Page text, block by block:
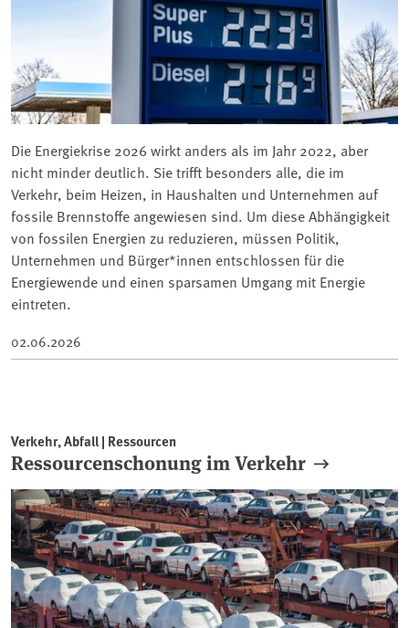
Die Energiekrise 2026 wirkt anders als im Jahr 2022, aber
nicht minder deutlich. Sie trifft besonders alle, die im
Verkehr, beim Heizen, in Haushalten und Unternehmen auf
fossile Brennstoffe angewiesen sind. Um diese Abhängigkeit
von fossilen Energien zu reduzieren, müssen Politik,
Unternehmen und Bürger*innen entschlossen für die
Energiewende und einen sparsamen Umgang mit Energie
eintreten.
02.06.2026
Verkehr, Abfall | Ressourcen
Ressourcenschonung im Verkehr